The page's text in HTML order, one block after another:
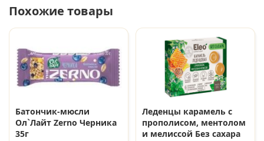
Похожие товары
Батончик-мюсли
Ол`Лайт Zerno Черника
35г
Леденцы карамель с
прополисом, ментолом
и мелиссой Без сахара